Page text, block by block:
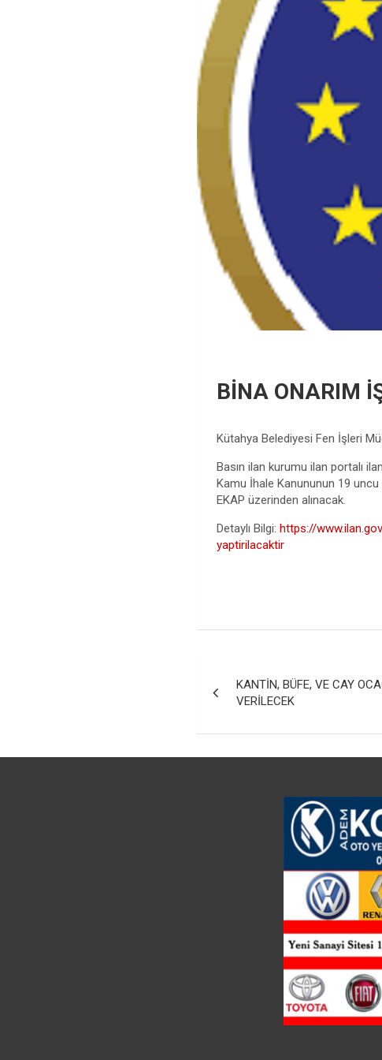
BİNA ONARIM
Kütahya Belediyesi Fen İşleri
Basın ilan kurumu ilan portalı
Kamu İhale Kanununun 19
EKAP üzerinden alınacak.
Detaylı Bilgi:https://
yaptirilacaktir
gezinmesi
KANTİN, BÜFE, VE CAY
VERİLECEK